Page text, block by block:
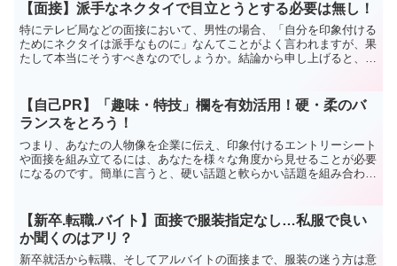
【面接】派手なネクタイで目立とうとする必要は無し！
特にテレビ局などの面接において、男性の場合、「自分を印象付ける
ためにネクタイは派手なものに」なんてことがよく言われますが、果
たして本当にそうすべきなのでしょうか。結論から申し上げると、
【自己PR】「趣味・特技」欄を有効活用！硬・柔のバ
ランスをとろう！
つまり、あなたの人物像を企業に伝え、印象付けるエントリーシート
や面接を組み立てるには、あなたを様々な角度から見せることが必要
になるのです。簡単に言うと、硬い話題と軟らかい話題を組み合わせ
【新卒.転職.バイト】面接で服装指定なし…私服で良い
か聞くのはアリ？
新卒就活から転職、そしてアルバイトの面接まで、服装の迷う方は意